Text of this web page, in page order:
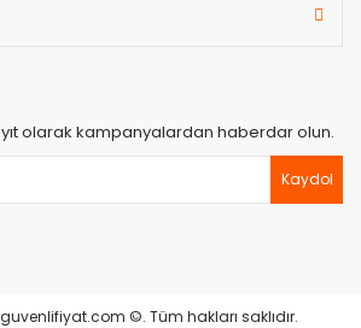
olarak kampanyalardan haberdar olun.
Kaydol
©. Tüm hakları saklıdır.